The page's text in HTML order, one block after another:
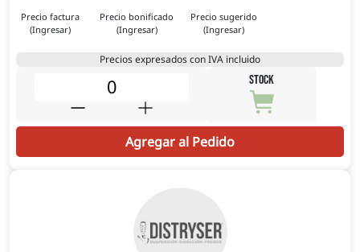
Precio factura
(Ingresar)
Precio bonificado
(Ingresar)
Precio sugerido
(Ingresar)
Precios expresados con IVA incluido
STOCK
Agregar al Pedido